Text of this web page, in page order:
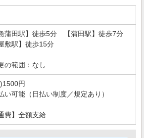
に、無理なく働ける環境です◎
く活・・・
急蒲田駅】徒歩5分 【蒲田駅】徒歩7分
屋敷駅】徒歩15分
の範囲：なし
円
可能（日払い制度／規定あり）
費】全額支給